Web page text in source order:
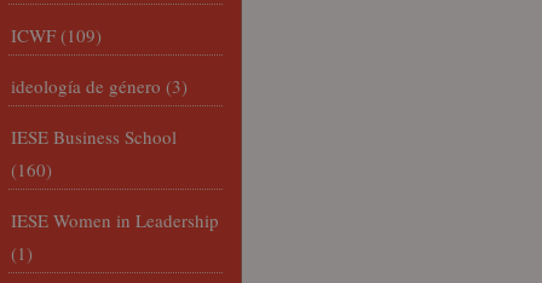
ICWF (109)
ideología de género (3)
IESE Business School
(160)
IESE Women in Leadership
(1)